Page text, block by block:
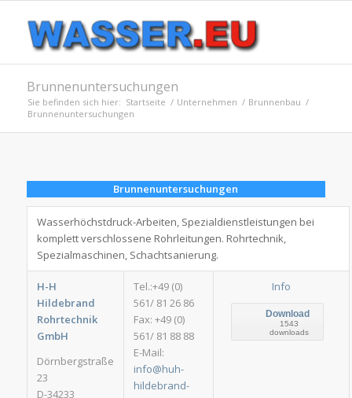
Brunnenuntersuchungen
Sie befinden sich hier: Startseite / Unternehmen / Brunnenbau /
Brunnenuntersuchungen
Brunnenuntersuchungen
Wasserhöchstdruck-Arbeiten, Spezialdienstleistungen bei
komplett verschlossene Rohrleitungen. Rohrtechnik,
Spezialmaschinen, Schachtsanierung.
H-H
Hildebrand
Rohrtechnik
GmbH
Dörnbergstraße
23
D-34233
Tel.:+49 (0)
561/ 81 26 86
Fax: +49 (0)
561/ 81 88 88
E-Mail:
info@huh-
hildebrand-
Info
Download
1543
downloads